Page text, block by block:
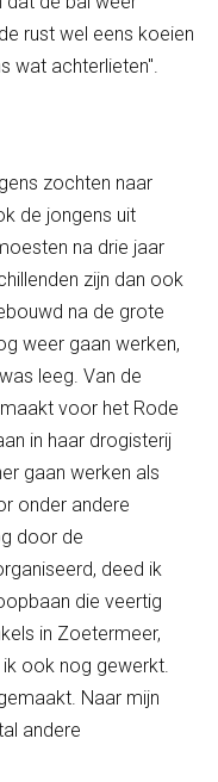
rust wel eens koeien
wat achterlieten".
zochten naar
de jongens uit
na drie jaar
zijn dan ook
na de grote
weer gaan werken,
leeg. Van de
voor het Rode
in haar drogisterij
gaan werken als
onder andere
door de
deed ik
die veertig
in Zoetermeer,
ook nog gewerkt.
Naar mijn
andere